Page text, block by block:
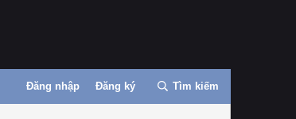
Đăng nhập Đăng ký Tìm kiếm